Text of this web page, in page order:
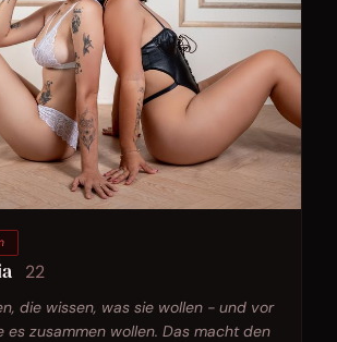
22
die wissen, was sie wollen - und vor
es zusammen wollen. Das macht den